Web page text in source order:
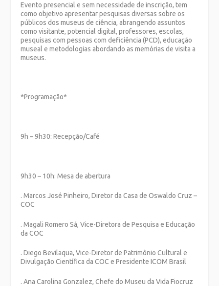
Evento presencial e sem necessidade de inscrição, tem
como objetivo apresentar pesquisas diversas sobre os
públicos dos museus de ciência, abrangendo assuntos
como visitante, potencial digital, professores, escolas,
pesquisas com pessoas com deficiência (PCD), educação
museal e metodologias abordando as memórias de visita a
museus.
*Programação*
9h – 9h30: Recepção/Café
9h30 – 10h: Mesa de abertura
. Marcos José Pinheiro, Diretor da Casa de Oswaldo Cruz –
COC
. Magali Romero Sá, Vice-Diretora de Pesquisa e Educação
da COC
. Diego Bevilaqua, Vice-Diretor de Patrimônio Cultural e
Divulgação Científica da COC e Presidente ICOM Brasil
. Ana Carolina Gonzalez, Chefe do Museu da Vida Fiocruz